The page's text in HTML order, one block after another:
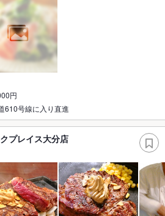
円
610号線に入り直進
プレイス大分店